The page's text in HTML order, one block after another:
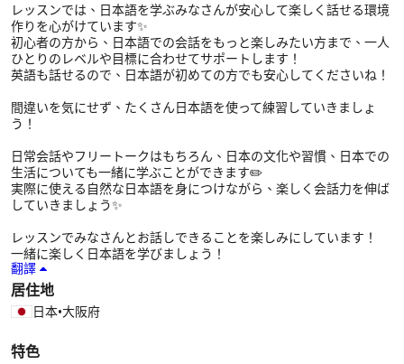
レッスンでは、日本語を学ぶみなさんが安心して楽しく話せる環境
作りを心がけています✨
初心者の方から、日本語での会話をもっと楽しみたい方まで、一人
ひとりのレベルや目標に合わせてサポートします！
英語も話せるので、日本語が初めての方でも安心してくださいね！
間違いを気にせず、たくさん日本語を使って練習していきましょ
う！
日常会話やフリートークはもちろん、日本の文化や習慣、日本での
生活についても一緒に学ぶことができます✏️
実際に使える自然な日本語を身につけながら、楽しく会話力を伸ば
していきましょう✨
レッスンでみなさんとお話しできることを楽しみにしています！
一緒に楽しく日本語を学びましょう！
翻譯
居住地
日本•大阪府
特色